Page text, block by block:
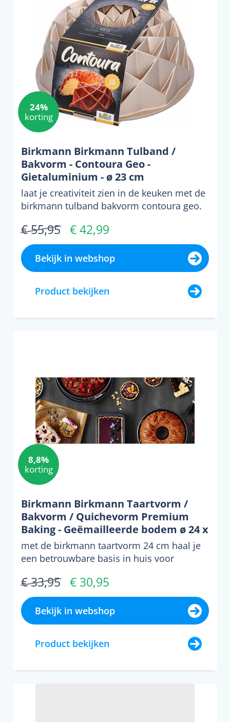
24%
korting
Birkmann Birkmann Tulband /
Bakvorm - Contoura Geo -
Gietaluminium - ø 23 cm
laat je creativiteit zien in de keuken met de
birkmann tulband bakvorm contoura geo.
€ 55,95 € 42,99
Bekijk in webshop
Product bekijken
8,8%
korting
Birkmann Birkmann Taartvorm /
Bakvorm / Quichevorm Premium
Baking - Geëmailleerde bodem ø 24 x
4 cm
met de birkmann taartvorm 24 cm haal je
een betrouwbare basis in huis voor
€ 33,95 € 30,95
Bekijk in webshop
Product bekijken